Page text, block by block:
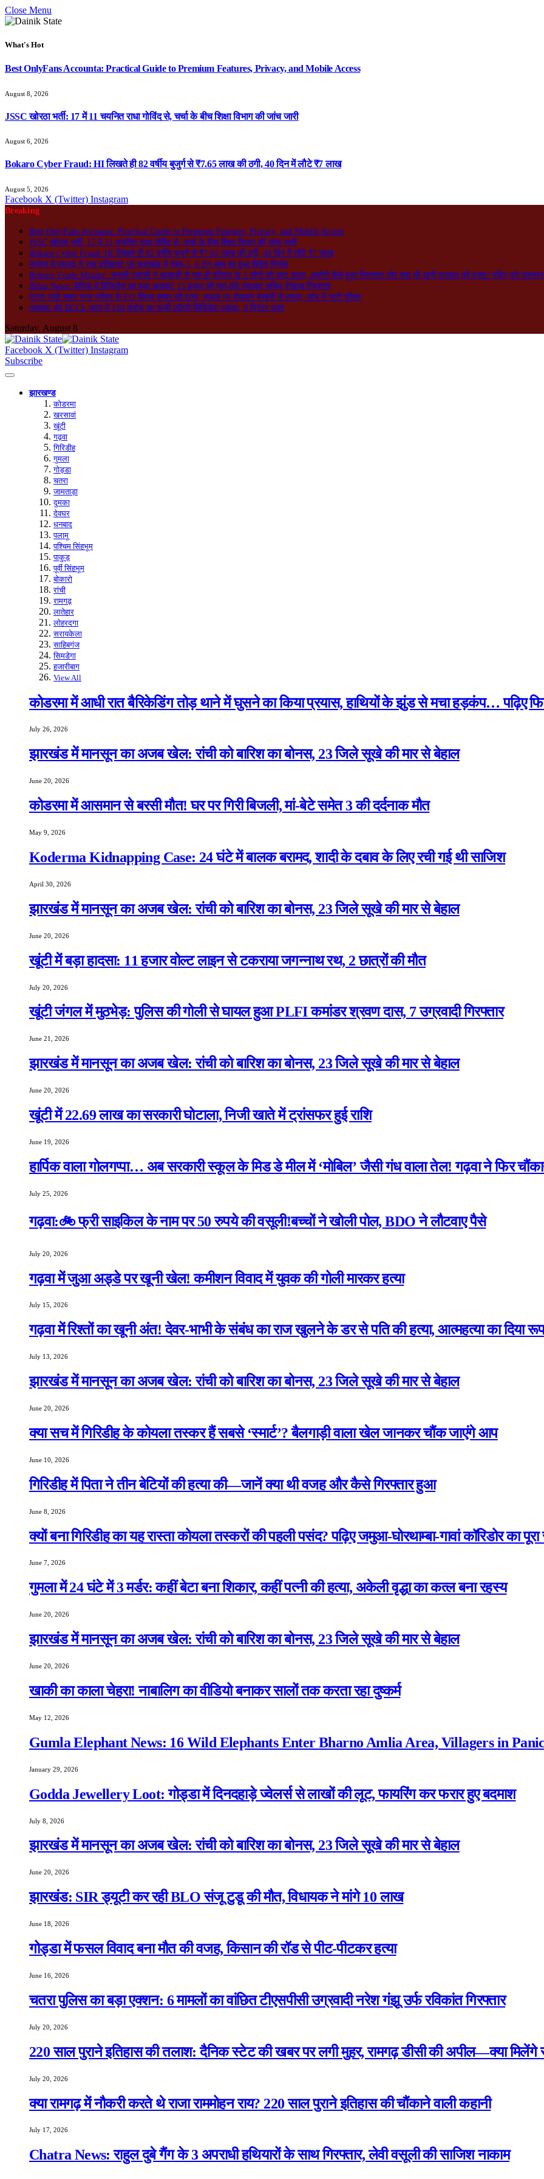
Close Menu
What's Hot
Best OnlyFans Accounta: Practical Guide to Premium Features, Privacy, and Mobile Access
August 8, 2026
JSSC खोरठा भर्ती: 17 में 11 चयनित राधा गोविंद से, चर्चा के बीच शिक्षा विभाग की जांच जारी
August 6, 2026
Bokaro Cyber Fraud: HI लिखते ही 82 वर्षीय बुजुर्ग से ₹7.65 लाख की ठगी, 40 दिन में लौटे ₹7 लाख
August 5, 2026
Facebook X (Twitter) Instagram
Breaking
Best OnlyFans Accounta: Practical Guide to Premium Features, Privacy, and Mobile Access
JSSC खोरठा भर्ती: 17 में 11 चयनित राधा गोविंद से, चर्चा के बीच शिक्षा विभाग की जांच जारी
Bokaro Cyber Fraud: HI लिखते ही 82 वर्षीय बुजुर्ग से ₹7.65 लाख की ठगी, 40 दिन में लौटे ₹7 लाख
मनरेगा में रामगढ़ ने रचा इतिहास! पूरे झारखंड में नंबर-1, 6 टन आम का हुआ विदेश निर्यात
Bokaro Triple Murder: सनकी पड़ोसी ने कुल्हाड़ी से एक ही परिवार के 3 लोगों को काट डाला, आरोपी कैसे हुआ गिरफ्तार और क्या थी खूनी वारदात की वजह? पढ़िए पूरी दास्तान
Bihar News: बेतिया में विजिलेंस का बड़ा धमाका! 15 हजार की घूस लेते पंचायत सचिव रंगेहाथ गिरफ्तार
पटना जाते समय नगर परिषद के EO विमल कुमार की हत्या, सड़क पर रोककर बेरहमी से हमला; जांच में जुटी पुलिस
धनबाद: बंद BCCL भवन में 150 करोड़ का फर्जी लॉटरी सिंडिकेट पकड़ा, 9 प्रिंटर जब्त
Saturday, August 8
Facebook X (Twitter) Instagram
Subscribe
झारखण्ड
कोडरमा
खरसावां
खूंटी
गढ़वा
गिरिडीह
गुमला
गोड्डा
चतरा
जामताड़ा
दुमका
देवघर
धनबाद
पलामू
पश्चिम सिंहभूम
पाकुड़
पूर्वी सिंहभूम
बोकारो
रांची
रामगढ़
लातेहार
लोहरदगा
सरायकेला
साहिबगंज
सिमडेगा
हजारीबाग
View All
कोडरमा में आधी रात बैरिकेडिंग तोड़ थाने में घुसने का किया प्रयास, हाथियों के झुंड से मचा हड़कंप… पढ़िए
July 26, 2026
झारखंड में मानसून का अजब खेल: रांची को बारिश का बोनस, 23 जिले सूखे की मार से बेहाल
June 20, 2026
कोडरमा में आसमान से बरसी मौत! घर पर गिरी बिजली, मां-बेटे समेत 3 की दर्दनाक मौत
May 9, 2026
Koderma Kidnapping Case: 24 घंटे में बालक बरामद, शादी के दबाव के लिए रची गई थी साजिश
April 30, 2026
झारखंड में मानसून का अजब खेल: रांची को बारिश का बोनस, 23 जिले सूखे की मार से बेहाल
June 20, 2026
खूंटी में बड़ा हादसा: 11 हजार वोल्ट लाइन से टकराया जगन्नाथ रथ, 2 छात्रों की मौत
July 20, 2026
खूंटी जंगल में मुठभेड़: पुलिस की गोली से घायल हुआ PLFI कमांडर श्रवण दास, 7 उग्रवादी गिरफ्तार
June 21, 2026
झारखंड में मानसून का अजब खेल: रांची को बारिश का बोनस, 23 जिले सूखे की मार से बेहाल
June 20, 2026
खूंटी में 22.69 लाख का सरकारी घोटाला, निजी खाते में ट्रांसफर हुई राशि
June 19, 2026
हार्पिक वाला गोलगप्पा… अब सरकारी स्कूल के मिड डे मील में ‘मोबिल’ जैसी गंध वाला तेल! गढ़वा ने फिर
July 25, 2026
गढ़वा:🚲 फ्री साइकिल के नाम पर 50 रुपये की वसूली!बच्चों ने खोली पोल, BDO ने लौटवाए पैसे
July 20, 2026
गढ़वा में जुआ अड्डे पर खूनी खेल! कमीशन विवाद में युवक की गोली मारकर हत्या
July 15, 2026
गढ़वा में रिश्तों का खूनी अंत! देवर-भाभी के संबंध का राज खुलने के डर से पति की हत्या, आत्महत्या का दिया
July 13, 2026
झारखंड में मानसून का अजब खेल: रांची को बारिश का बोनस, 23 जिले सूखे की मार से बेहाल
June 20, 2026
क्या सच में गिरिडीह के कोयला तस्कर हैं सबसे ‘स्मार्ट’? बैलगाड़ी वाला खेल जानकर चौंक जाएंगे आप
June 10, 2026
गिरिडीह में पिता ने तीन बेटियों की हत्या की—जानें क्या थी वजह और कैसे गिरफ्तार हुआ
June 8, 2026
क्यों बना गिरिडीह का यह रास्ता कोयला तस्करों की पहली पसंद? पढ़िए जमुआ-घोरथाम्बा-गावां कॉरिडोर का
June 7, 2026
गुमला में 24 घंटे में 3 मर्डर: कहीं बेटा बना शिकार, कहीं पत्नी की हत्या, अकेली वृद्धा का कत्ल बना रहस्य
June 20, 2026
झारखंड में मानसून का अजब खेल: रांची को बारिश का बोनस, 23 जिले सूखे की मार से बेहाल
June 20, 2026
खाकी का काला चेहरा! नाबालिग का वीडियो बनाकर सालों तक करता रहा दुष्कर्म
May 12, 2026
Gumla Elephant News: 16 Wild Elephants Enter Bharno Amlia Area, Villagers in
January 29, 2026
Godda Jewellery Loot: गोड्डा में दिनदहाड़े ज्वेलर्स से लाखों की लूट, फायरिंग कर फरार हुए बदमाश
July 8, 2026
झारखंड में मानसून का अजब खेल: रांची को बारिश का बोनस, 23 जिले सूखे की मार से बेहाल
June 20, 2026
झारखंड: SIR ड्यूटी कर रही BLO संजू टुडू की मौत, विधायक ने मांगे 10 लाख
June 18, 2026
गोड्डा में फसल विवाद बना मौत की वजह, किसान की रॉड से पीट-पीटकर हत्या
June 16, 2026
चतरा पुलिस का बड़ा एक्शन: 6 मामलों का वांछित टीएसपीसी उग्रवादी नरेश गंझू उर्फ रविकांत गिरफ्तार
July 20, 2026
220 साल पुराने इतिहास की तलाश: दैनिक स्टेट की खबर पर लगी मुहर, रामगढ़ डीसी की अपील—क्या मिलेंगे
July 20, 2026
क्या रामगढ़ में नौकरी करते थे राजा राममोहन राय? 220 साल पुराने इतिहास की चौंकाने वाली कहानी
July 17, 2026
Chatra News: राहुल दुबे गैंग के 3 अपराधी हथियारों के साथ गिरफ्तार, लेवी वसूली की साजिश नाकाम